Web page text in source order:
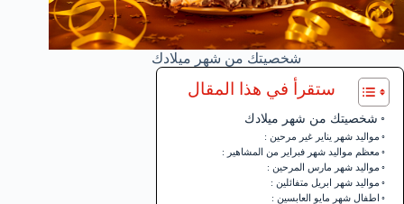
شخصيتك من شهر ميلادك
ستقرأ في هذا المقال
شخصيتك من شهر ميلادك
مواليد شهر يناير غير مرحين :
معظم مواليد شهر فبراير من المشاهير :
مواليد شهر مارس المرحين :
مواليد شهر ابريل متفائلين :
اطفال شهر مايو العابسين :